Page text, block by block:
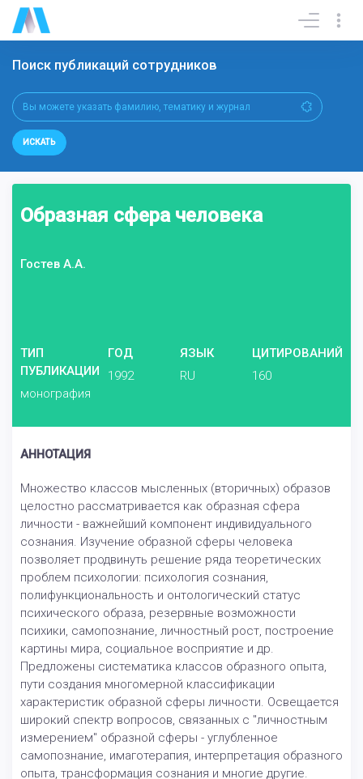
Поиск публикаций сотрудников
ИСКАТЬ
Образная сфера человека
Гостев А.А.
ТИП
ПУБЛИКАЦИИ
монография
ГОД
1992
ЯЗЫК
RU
ЦИТИРОВАНИЙ
160
АННОТАЦИЯ
Множество классов мысленных (вторичных) образов
целостно рассматривается как образная сфера
личности - важнейший компонент индивидуального
сознания. Изучение образной сферы человека
позволяет продвинуть решение ряда теоретических
проблем психологии: психология сознания,
полифункциональность и онтологический статус
психического образа, резервные возможности
психики, самопознание, личностный рост, построение
картины мира, социальное восприятие и др.
Предложены систематика классов образного опыта,
пути создания многомерной классификации
характеристик образной сферы личности. Освещается
широкий спектр вопросов, связанных с "личностным
измерением" образной сферы - углубленное
самопознание, имаготерапия, интерпретация образного
опыта, трансформация сознания и многие другие.